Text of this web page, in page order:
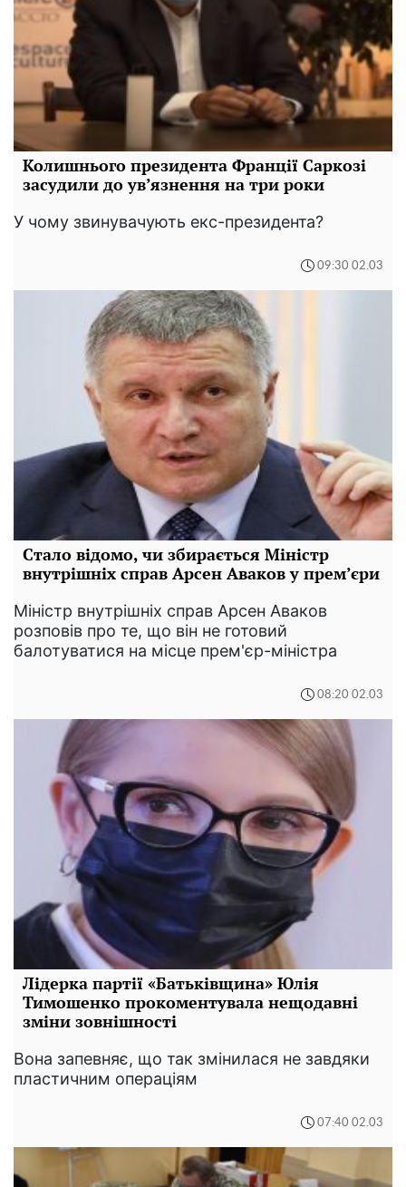
Колишнього президента Франції Саркозі
засудили до ув’язнення на три роки
У чому звинувачують екс-президента?
09:30 02.03
Стало відомо, чи збирається Міністр
внутрішніх справ Арсен Аваков у прем’єри
Міністр внутрішніх справ Арсен Аваков
розповів про те, що він не готовий
балотуватися на місце прем'єр-міністра
08:20 02.03
Лідерка партії «Батьківщина» Юлія
Тимошенко прокоментувала нещодавні
зміни зовнішності
Вона запевняє, що так змінилася не завдяки
пластичним операціям
07:40 02.03